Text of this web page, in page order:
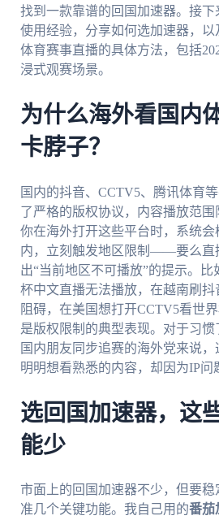
找到一款靠谱的回国加速器。接
使用经验，分享如何选加速器，以
体育赛事直播的具体方法，包括
浸式观赛场景。
为什么海外看国内
卡脖子？
国内的抖音、CCTV5、腾讯体育
了严格的版权协议，内容播放范
你在海外打开这些平台时，系统会
内，立刻触发地区限制——要么直
出“当前地区不可播放”的提示。
杯中文直播无法播放，在越南刷
阻碍，在美国想打开CCTV5看世
是版权限制的典型表现。对于习
国内朋友同步追赛的海外党来说，
明明想看熟悉的内容，却因为IP问
选回国加速器，这
能少
市面上的回国加速器不少，但要
准几个关键功能。我自己用的番茄